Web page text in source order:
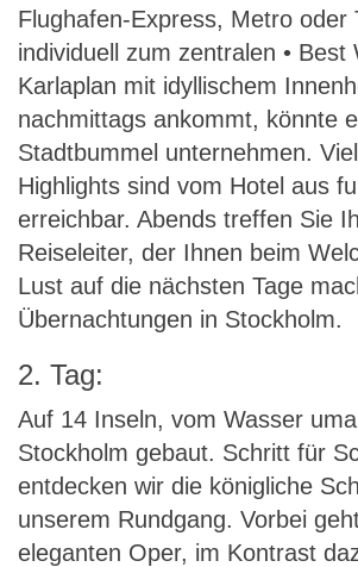
Flughafen-Express, Metro oder
individuell zum zentralen • Best
Karlaplan mit idyllischem
nachmittags ankommt, könnte
Stadtbummel unternehmen.
Highlights sind vom Hotel aus
erreichbar. Abends treffen Sie
Reiseleiter, der Ihnen beim
Lust auf die nächsten Tage
Übernachtungen in Stockholm.
2. Tag:
Auf 14 Inseln, vom Wasser
Stockholm gebaut. Schritt für
entdecken wir die königliche
unserem Rundgang. Vorbei
eleganten Oper, im Kontrast